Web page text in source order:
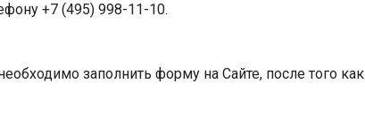
+7 (495) 998-11-10.
заполнить форму на Сайте, после того как